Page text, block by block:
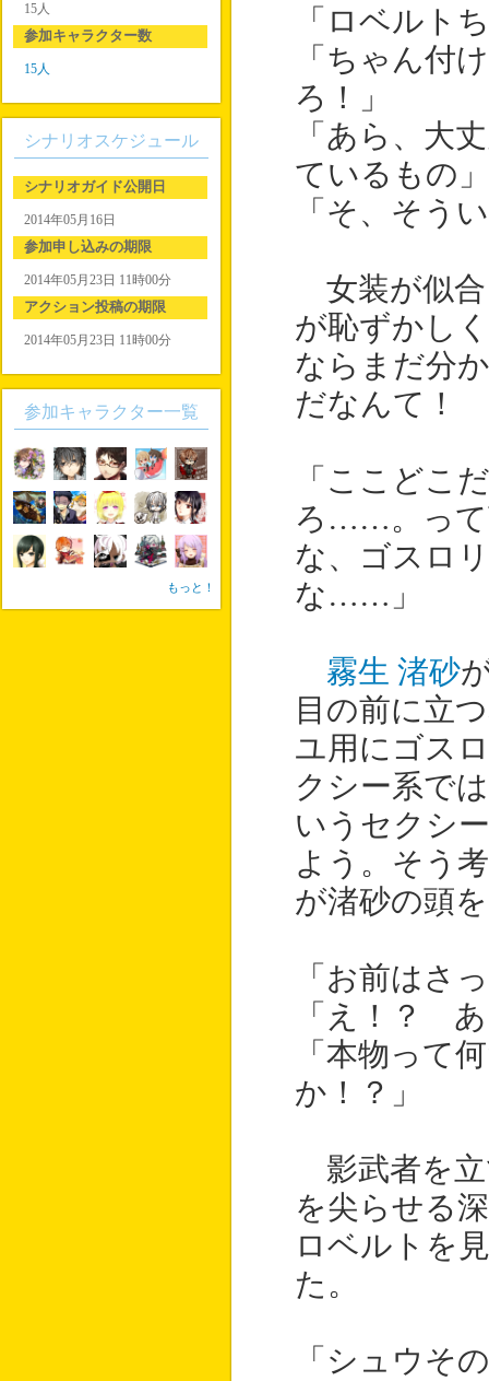
「ロベルト
「ちゃん
ろ！」
「あら、大
ているもの」
「そ、そう
女装が似合
が恥ずかし
ならまだ分
だなんて！
「ここど
ろ……。って
な、ゴスロ
な……」
霧生 渚砂
目の前に立
ユ用にゴス
クシー系で
いうセクシ
よう。そう
が渚砂の頭
「お前はさ
「え！？
「本物って
か！？」
影武者を
を尖らせる
ロベルトを
た。
「シュウそ
15人
参加キャラクター数
15人
シナリオスケジュール
シナリオガイド公開日
2014年05月16日
参加申し込みの期限
2014年05月23日 11時00分
アクション投稿の期限
2014年05月23日 11時00分
参加キャラクター一覧
もっと！